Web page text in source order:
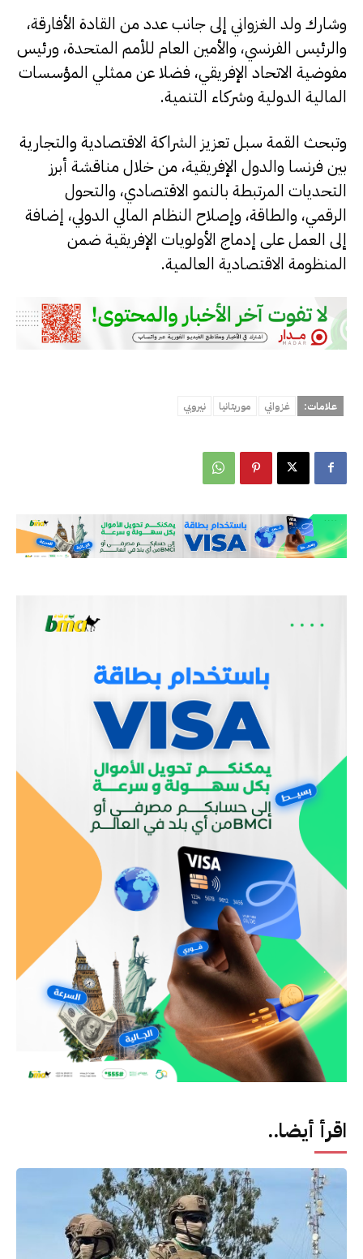
اقرأ أيضا..
وشارك ولد الغزواني إلى جانب عدد من القادة الأفارقة،
والرئيس الفرنسي، والأمين العام للأمم المتحدة، ورئيس
مفوضية الاتحاد الإفريقي، فضلا عن ممثلي المؤسسات
المالية الدولية وشركاء التنمية.
وتبحث القمة سبل تعزيز الشراكة الاقتصادية والتجارية
بين فرنسا والدول الإفريقية، من خلال مناقشة أبرز
التحديات المرتبطة بالنمو الاقتصادي، والتحول
الرقمي، والطاقة، وإصلاح النظام المالي الدولي، إضافة
إلى العمل على إدماج الأولويات الإفريقية ضمن
المنظومة الاقتصادية العالمية.
علامات: غزواني موريتانيا نيروبي